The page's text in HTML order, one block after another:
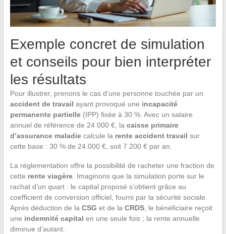
Exemple concret de simulation
et conseils pour bien interpréter
les résultats
Pour illustrer, prenons le cas d’une personne touchée par un
accident de travail ayant provoqué une incapacité
permanente partielle(IPP) fixée à 30 %. Avec un salaire
annuel de référence de 24 000 €, la caisse primaire
d’assurance maladiecalcule la rente accident travail sur
cette base : 30 % de 24 000 €, soit 7 200 € par an.
La réglementation offre la possibilité de racheter une fraction de
cette rente viagère. Imaginons que la simulation porte sur le
rachat d’un quart : le capital proposé s’obtient grâce au
coefficient de conversion officiel, fourni par la sécurité sociale.
Après déduction de la CSG et de la CRDS, le bénéficiaire reçoit
une indemnité capital en une seule fois ; la rente annuelle
diminue d’autant.